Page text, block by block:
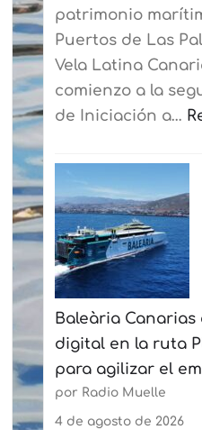
patrimonio
Puertos de Las
Vela Latina
comienzo a la
de Iniciación a…
La
Fundación
Puertos
de
Las
Palmas
y
la
Federación
de
Vela
Baleària
digital en la ruta
para agilizar el
por Radio Muelle
4 de agosto de 2026